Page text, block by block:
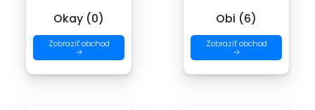
Okay (0)
Zobraziť obchod
→
Obi (6)
Zobraziť obchod
→